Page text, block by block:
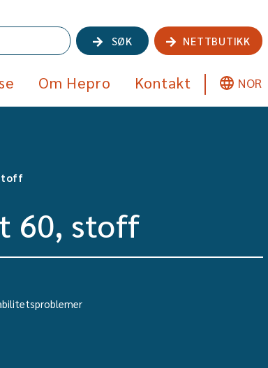
SØK NETTBUTIKK
Om Hepro Kontakt NOR
60, stoff